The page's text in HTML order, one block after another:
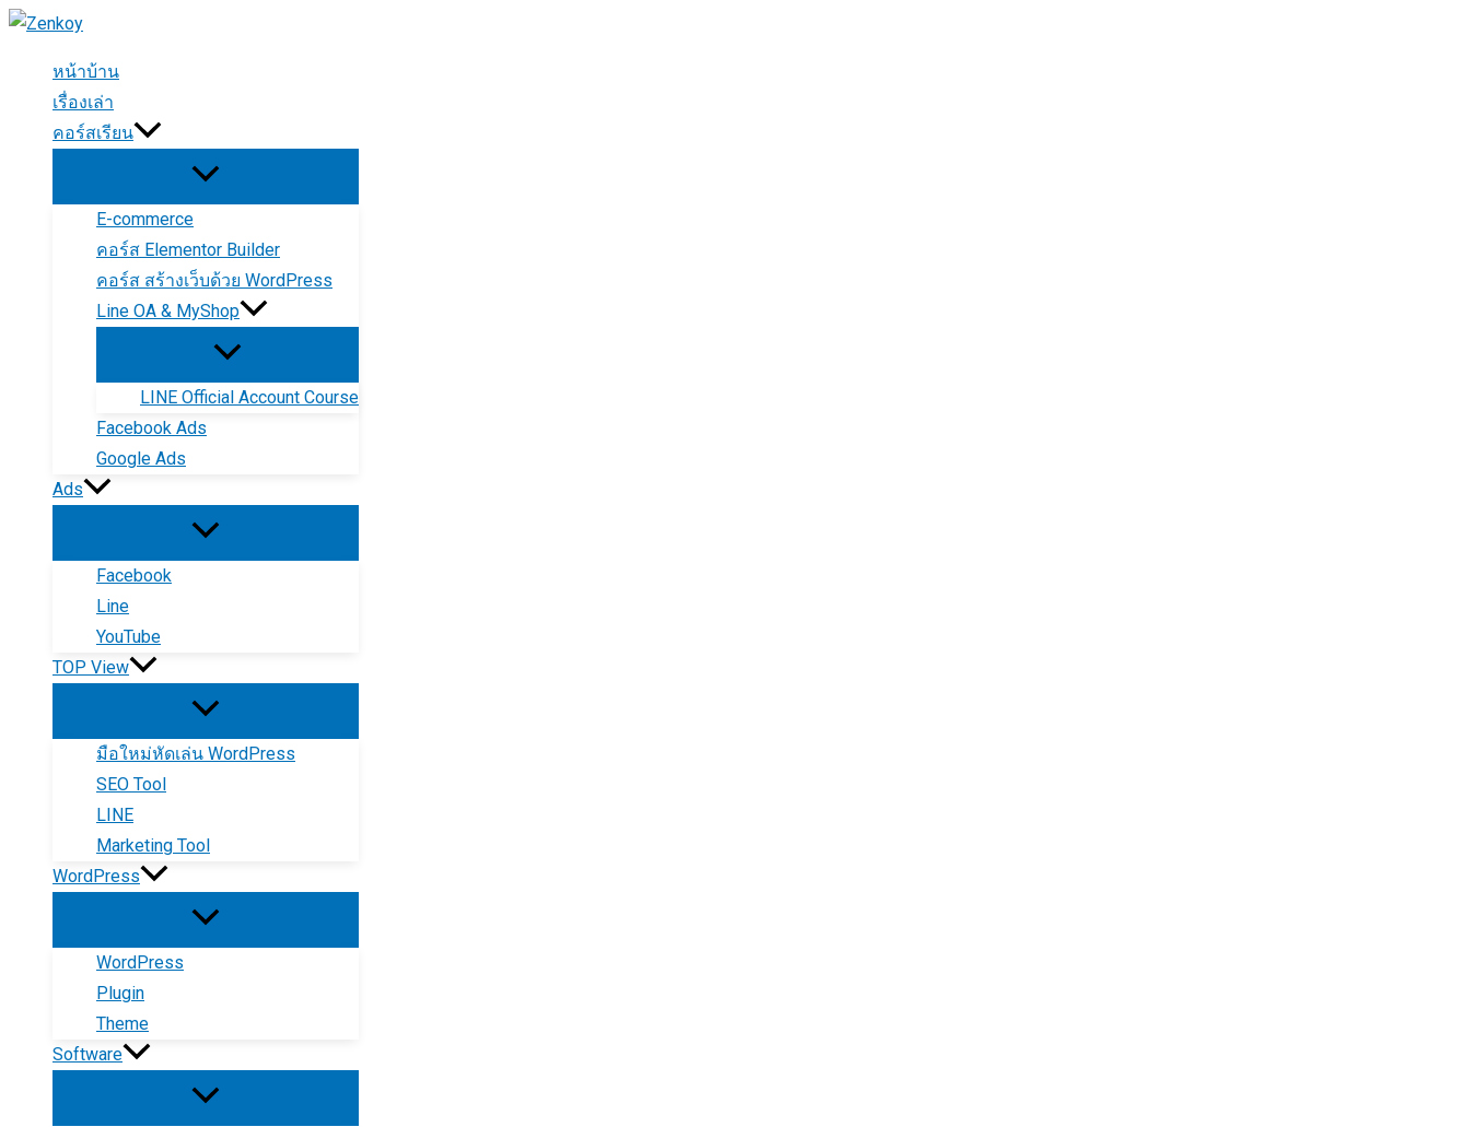
Skip
content
หน้าบ้าน
เรื่องเล่า
คอร์สเรียน
E-commerce
คอร์ส Elementor Builder
คอร์ส สร้างเว็บด้วย WordPress
Line OA & MyShop
LINE Official Account Course
Facebook Ads
Google Ads
Ads
Facebook
Line
YouTube
TOP View
มือใหม่หัดเล่น WordPress
SEO Tool
LINE
Marketing Tool
WordPress
WordPress
Plugin
Theme
Software